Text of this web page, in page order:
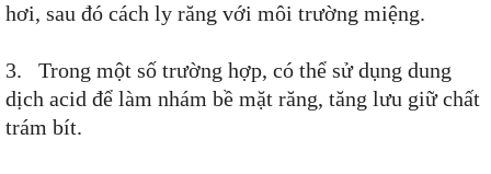
hơi, sau đó cách ly răng với môi trường miệng.
3. Trong một số trường hợp, có thể sử dụng dung
dịch acid để làm nhám bề mặt răng, tăng lưu giữ chất
trám bít.